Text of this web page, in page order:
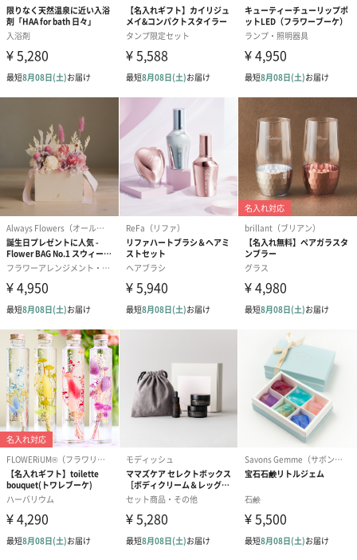
安全基準
【ラトル】
CE（ヨーロッパEU諸国共通の安全基準）取得
使用上の注意
点・使用方法
【ガーゼケット】
＜お手入れ方法＞
・液温40℃を限度とし、洗濯ネットを使用し洗濯機で
・塩素系及び酸素系漂白剤の使用禁止。
・タンブル乾燥禁止。
・日陰の吊り干しが良い。
・アイロン禁止。
・ドライクリーニング禁止。
＜多重織ガーゼは大変デリケートな素材ですので、以
下の点に注意してのご使用をお願いいたします。＞
■生地の特性上、使用や洗濯時の摩擦によりほつれやす
く毛玉が発生する場合がございます。
■天然の綿糸を使用しているため、生地に黒の点々（綿
の葉や茎の残り）がございますが、洗濯を繰り返すこ
とで少しずつ取り除かれていきます。
■洗濯後は濡れたまま長時間放置せず、形を整えて直ち
に陰干ししてください。
■洗濯により多少縮みますのでご注意ください。
い。
※素材の特性上、洗濯により1～2.5％程縮みが発生し
ます。
商品オプション情報
刺繍名入れ
大切な方のお名前や記念日を刺繍でお入れします。
※ 写真は一例です。